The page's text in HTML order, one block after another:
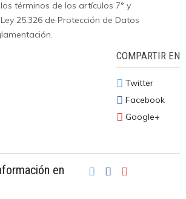
los términos de los artículos 7° y
25.326 de Protección de Datos
COMPARTIR EN
Twitter
Facebook
Google+
en